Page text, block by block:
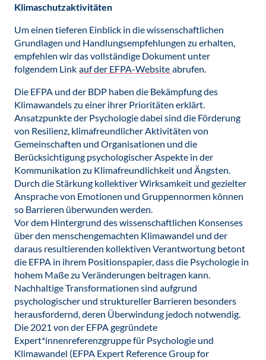
Klimaschutzaktivitäten
Um einen tieferen Einblick in die wissenschaftlichen
Grundlagen und Handlungsempfehlungen zu erhalten,
empfehlen wir das vollständige Dokument unter
folgendem Link auf der EFPA-Website abrufen.
Die EFPA und der BDP haben die Bekämpfung des
Klimawandels zu einer ihrer Prioritäten erklärt.
Ansatzpunkte der Psychologie dabei sind die Förderung
von Resilienz, klimafreundlicher Aktivitäten von
Gemeinschaften und Organisationen und die
Berücksichtigung psychologischer Aspekte in der
Kommunikation zu Klimafreundlichkeit und Ängsten.
Durch die Stärkung kollektiver Wirksamkeit und gezielter
Ansprache von Emotionen und Gruppennormen können
so Barrieren überwunden werden.
Vor dem Hintergrund des wissenschaftlichen Konsenses
über den menschengemachten Klimawandel und der
daraus resultierenden kollektiven Verantwortung betont
die EFPA in ihrem Positionspapier, dass die Psychologie in
hohem Maße zu Veränderungen beitragen kann.
Nachhaltige Transformationen sind aufgrund
psychologischer und struktureller Barrieren besonders
herausfordernd, deren Überwindung jedoch notwendig.
Die 2021 von der EFPA gegründete
Expert*innenreferenzgruppe für Psychologie und
Klimawandel (EFPA Expert Reference Group for